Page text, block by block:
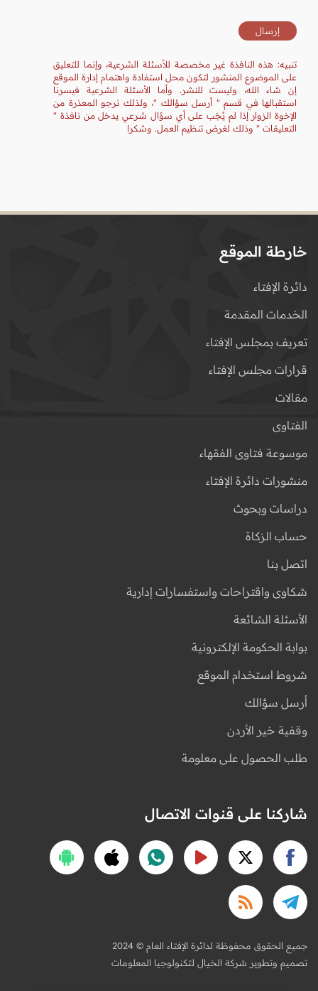
تنبيه: هذه النافذة غير مخصصة للأسئلة الشرعية، وإنما للتعليق
على الموضوع المنشور لتكون محل استفادة واهتمام إدارة الموقع
إن شاء الله، وليست للنشر. وأما الأسئلة الشرعية فيسرنا
استقبالها في قسم " أرسل سؤالك "، ولذلك نرجو المعذرة من
الإخوة الزوار إذا لم يُجَب على أي سؤال شرعي يدخل من نافذة "
التعليقات " وذلك لغرض تنظيم العمل. وشكرا
خارطة الموقع
دائرة الإفتاء
الخدمات المقدمة
تعريف بمجلس الإفتاء
قرارات مجلس الإفتاء
مقالات
الفتاوى
موسوعة فتاوى الفقهاء
منشورات دائرة الإفتاء
دراسات وبحوث
حساب الزكاة
اتصل بنا
شكاوى واقتراحات واستفسارات إدارية
الأسئلة الشائعة
بوابة الحكومة الإلكترونية
شروط استخدام الموقع
أرسل سؤالك
وقفية خير الأردن
طلب الحصول على معلومة
شاركنا على قنوات الاتصال
2024 © جميع الحقوق محفوظة لدائرة الإفتاء العام
تصميم وتطوير شركة الخيال لتكنولوجيا المعلومات